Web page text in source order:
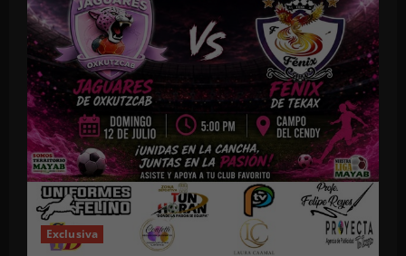
Exclusiva